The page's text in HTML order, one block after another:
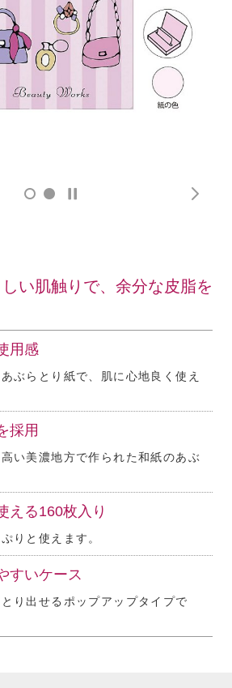
い肌触りで、余分な皮脂を
用感
ぶらとり紙で、肌に心地良く使え
採用
い美濃地方で作られた和紙のあぶ
える160枚入り
りと使えます。
すいケース
り出せるポップアップタイプで